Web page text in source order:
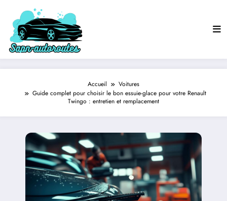
contenu
Accueil
Voitures
Guide complet pour choisir le bon essuie-glace pour votre Renault
Twingo : entretien et remplacement